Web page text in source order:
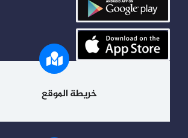
خريطة الموقع